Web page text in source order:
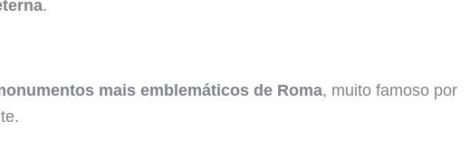
.
mais emblemáticos de Roma, muito famoso por